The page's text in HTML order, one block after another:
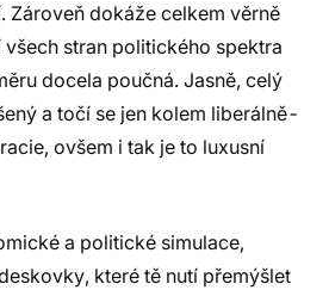
Zároveň dokáže celkem věrně
stran politického spektra
docela poučná. Jasně, celý
a točí se jen kolem liberálně-
ovšem i tak je to luxusní
a politické simulace,
které tě nutí přemýšlet